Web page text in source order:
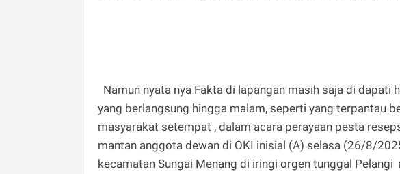
Namun nyata nya Fakta di lapangan masih saja di dapati
yang berlangsung hingga malam, seperti yang terpantau
masyarakat setempat , dalam acara perayaan pesta
mantan anggota dewan di OKI inisial (A) selasa (26/8/
kecamatan Sungai Menang di iringi orgen tunggal